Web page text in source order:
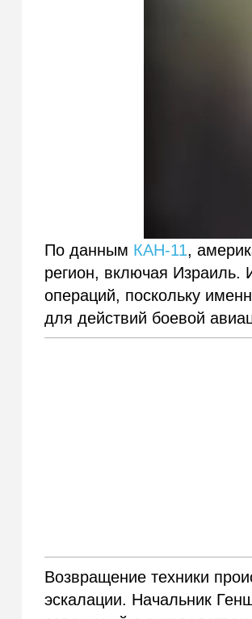
По данным КАН-11,
регион, включая Израиль.
операций, поскольку
для действий боевой
Возвращение техники
эскалации. Начальник